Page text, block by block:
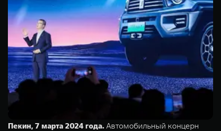
TANK 500
от 6 499 000 ₽
TANK 700
Сила
от 10 199
TANK Финансы
Корпоративным клиентам
TANK ФИНАНСЫ
TANK Кредит
TANK Лизинг
Сервис
Специальные предложения
Моторные масла
ЦИФРОВЫЕ СЕРВИСЫ TANK
Цифровые сервисы TANK
Пекин, 7 марта 2024 года. Автомобильный концерн